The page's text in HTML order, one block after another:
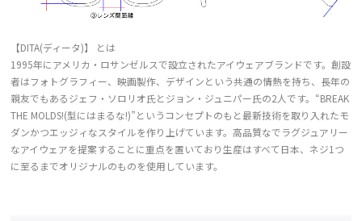
【DITA(ディータ)】 とは
1995年にアメリカ・ロサンゼルスで設立されたアイウェアブランドです。創設
者はフォトグラフィー、映画製作、デザインという共通の情熱を持ち、長年の
親友でもあるジェフ・ソロリオ氏とジョン・ジュニパー氏の2人です。“BREAK
THE MOLDS!(型にはまるな!)”というコンセプトのもと最新技術を取り入れたモ
ダンかつエッジィなスタイルを作り上げています。高品質なでラグジュアリー
なアイウェアを提案することに重点を置いており生産はすべて日本、ネジ1つ
に至るまでオリジナルのものを使用しています。